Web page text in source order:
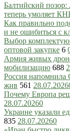
Балтийский позор:
теперь умоляет
Как правильно
и не ошибиться с
Выбор
оптовой закупке 6
Армия живых
мобилизацию 688
Россия
жив 561 28.07.2026
Почему Европа
28.07.20260
Украине указали
835 28.07.20260